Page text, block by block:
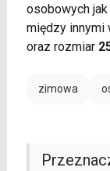
osobowych
między innymi
oraz rozmiar
zimowa